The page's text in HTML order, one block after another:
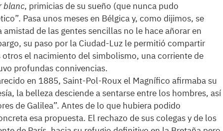
blanc, primicias de su sueño (que nunca pudo
Pasa unos meses en Bélgica y, como dijimos, se
de las gentes sencillas no le hace añorar en
su paso por la Ciudad-Luz le permitió compartir
el nacimiento del simbolismo, una corriente de
profundas connivencias.
en 1885, Saint-Pol-Roux el Magnífico afirmaba su
la belleza desciende a sentarse entre los hombres, así
de Galilea”. Antes de lo que hubiera podido
esa propuesta. El rechazo de sus colegas y de los